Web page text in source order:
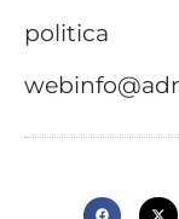
politica